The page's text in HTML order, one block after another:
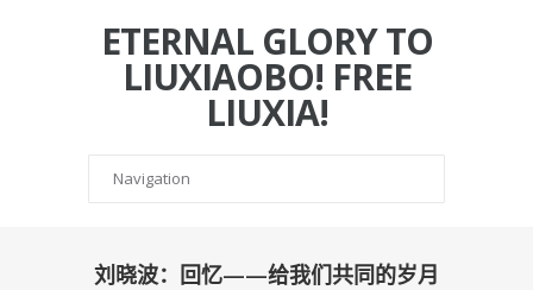
ETERNAL GLORY TO
LIUXIAOBO! FREE
LIUXIA!
刘晓波：回忆——给我们共同的岁月